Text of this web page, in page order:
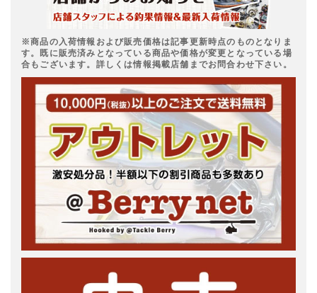
※商品の入荷情報および販売価格は記事更新時点のものとなりま
す。既に販売済みとなっている商品や価格が変更となっている場
合もございます。詳しくは情報掲載店舗までお問合わせ下さい。